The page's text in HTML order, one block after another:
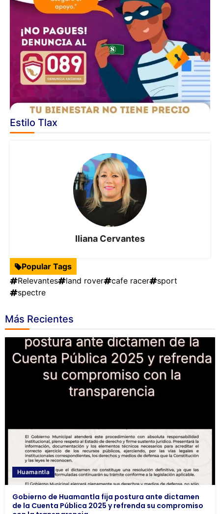
Estilo Tlax
Iliana Cervantes
Popular Tags
Relevantes
land rover cafe racer
sport
spectre
Más Recientes
Huamantla
Gobierno de Huamantla fija postura ante dictamen
de la Cuenta Pública 2025 y refrenda su compromiso